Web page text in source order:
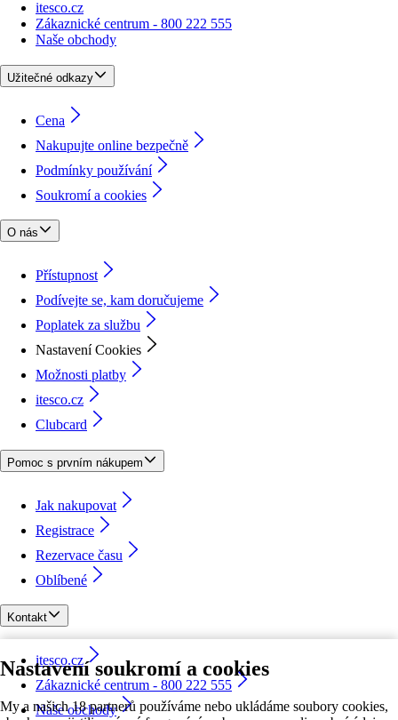
Nastavení soukromí a cookies
My a našich 18 partnerů používáme nebo ukládáme soubory cookies,
itesco.cz
Zákaznické centrum - 800 222 555
Naše obchody
Užitečné odkazy
Cena
Nakupujte online bezpečně
Podmínky používání
Soukromí a cookies
O nás
Přístupnost
Podívejte se, kam doručujeme
Poplatek za službu
Nastavení Cookies
Možnosti platby
itesco.cz
Clubcard
Pomoc s prvním nákupem
Jak nakupovat
Registrace
Rezervace času
Oblíbené
Kontakt
itesco.cz
Zákaznické centrum - 800 222 555
Naše obchody